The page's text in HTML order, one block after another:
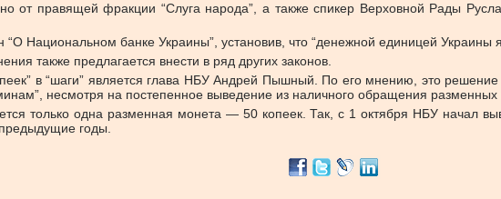
от правящей фракции “Слуга народа”, а также спикер Верховной Рады
“О Национальном банке Украины”, установив, что “денежной единицей Украины
также предлагается внести в ряд других законов.
в “шаги” является глава НБУ Андрей Пышный. По его мнению, это решение
несмотря на постепенное выведение из наличного обращения разменных
только одна разменная монета — 50 копеек. Так, с 1 октября НБУ начал
годы.